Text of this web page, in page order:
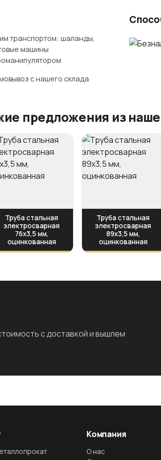
транспортом: шаланды,
машины
с нашего склада
предложения из
Труба стальная
электросварная
76x3,5 мм,
оцинкованная
Труба стальная
электросварная
89x3,5 мм,
оцинкованная
с доставкой и вышлем
Компания
О нас